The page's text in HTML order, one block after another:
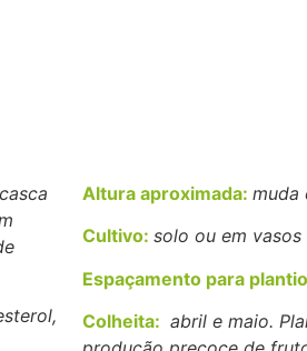
Altura aproximada: muda
Cultivo: solo ou em
Espaçamento para
Colheita: abril e maio.